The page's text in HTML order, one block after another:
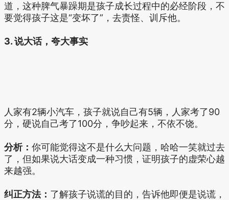
道，这种脾气暴躁期是孩子成长过程中的必经阶段，不
要觉得孩子这是“变坏了”，去责怪、训斥他。
3. 说大话，夸大事实
人家有2辆小汽车，孩子就说自己有5辆，人家考了90
分，硬说自己考了100分，争吵起来，不依不饶。
分析： 你可能觉得这不是什么大问题，哈哈一笑就过去
了，但如果说大话变成一种习惯，证明孩子的虚荣心越
来越强。
纠正方法： 了解孩子说谎的目的，告诉他即便是说谎，